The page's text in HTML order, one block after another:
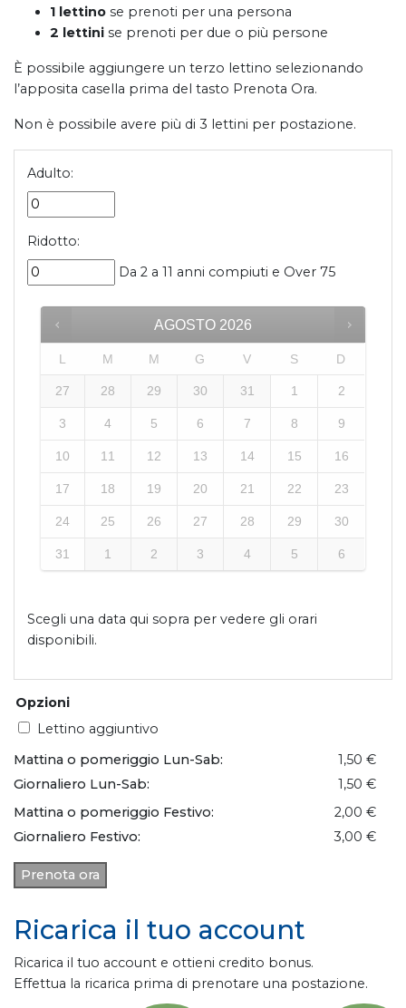
1 lettino se prenoti per una persona
2 lettini se prenoti per due o più persone
È possibile aggiungere un terzo lettino selezionando
l’apposita casella prima del tasto Prenota Ora.
Non è possibile avere più di 3 lettini per postazione.
Adulto:
Ridotto:
Da 2 a 11 anni compiuti e Over 75
AGOSTO 2026
L M M G V S D
27 28 29 30 31 1 2
3 4 5 6 7 8 9
10 11 12 13 14 15 16
17 18 19 20 21 22 23
24 25 26 27 28 29 30
31 1 2 3 4 5 6
Scegli una data qui sopra per vedere gli orari
disponibili.
Opzioni
Lettino aggiuntivo
Mattina o pomeriggio Lun-Sab:
1,50 €
Giornaliero Lun-Sab:
1,50 €
Mattina o pomeriggio Festivo:
2,00 €
Giornaliero Festivo:
3,00 €
Prenota ora
Ricarica il tuo account
Ricarica il tuo account e ottieni credito bonus.
Effettua la ricarica prima di prenotare una postazione.